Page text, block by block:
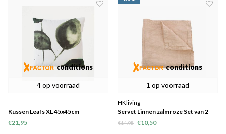
4 op voorraad
conditions
Kussen Leafs XL 45x45cm
€21,95
1 op voorraad
conditions
HKliving
Servet Linnen zalmroze Set van 2
€14,95 €10,50